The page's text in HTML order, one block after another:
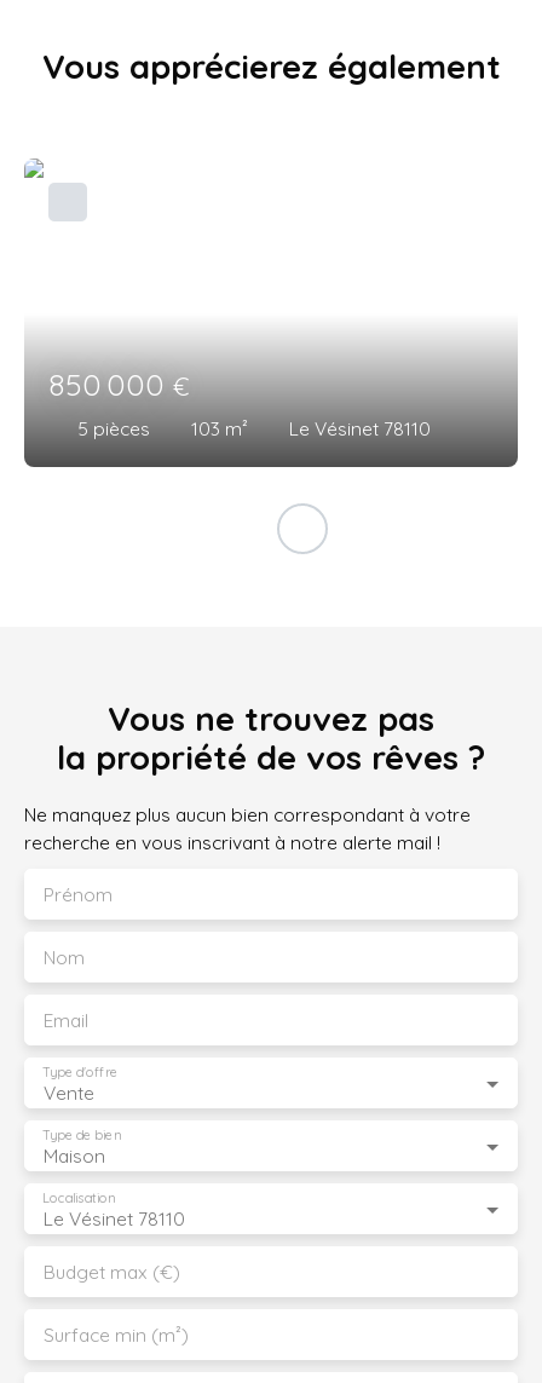
Vous apprécierez également
850 000€
5 pièces 103 m² Le Vésinet 78110
Vous ne trouvez pas
la propriété de vos rêves ?
Ne manquez plus aucun bien correspondant à votre
recherche en vous inscrivant à notre alerte mail !
Prénom
Nom
Email
Vente
Type d'offre
Maison
Type de bien
Le Vésinet 78110
Localisation
Budget max (€)
Surface min (m²)